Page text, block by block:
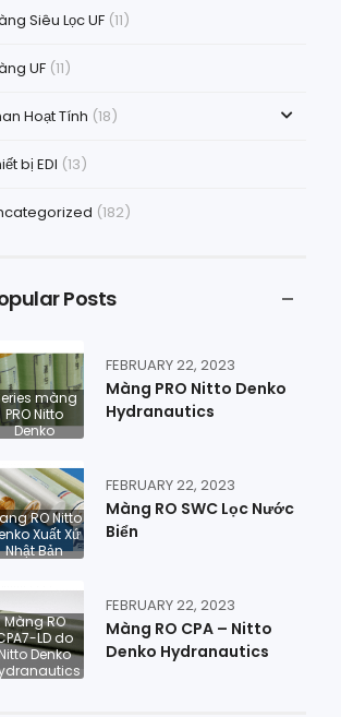
Siêu Lọc UF(11)
UF(11)
Hoạt Tính (18)
bị EDI (13)
(182)
Posts
màng
PRO Nitto
Denko
FEBRUARY 22, 2023
Màng PRO Nitto Denko
Hydranautics
RO Nitto
Xuất Xứ
Nhật Bản
FEBRUARY 22, 2023
Màng RO SWC Lọc Nước
Biển
Màng RO
LD do
Nitto Denko
FEBRUARY 22, 2023
Màng RO CPA – Nitto
Denko Hydranautics